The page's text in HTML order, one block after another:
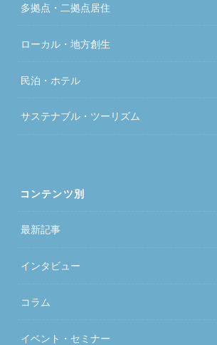
多拠点・二拠点居住
ローカル・地方創生
民泊・ホテル
サステナブル・ツーリズム
コンテンツ別
最新記事
インタビュー
コラム
イベント・セミナー